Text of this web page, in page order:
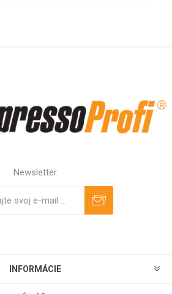
Newsletter
INFORMÁCIE